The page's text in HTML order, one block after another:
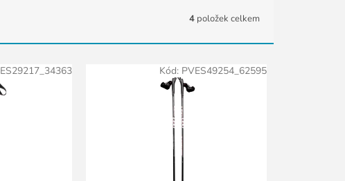
4 položek celkem
Kód: PVES49254_62595